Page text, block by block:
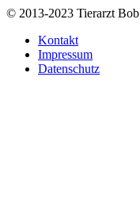
© 2013-2023 Tierarzt Bob
Kontakt
Impressum
Datenschutz